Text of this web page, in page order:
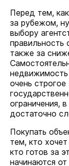
Перед тем,
за рубежом,
выбору
правильность
также за
недвижимость
очень
ограничения,
достаточно
Покупать
тем, кто
кто готов за
начинаются